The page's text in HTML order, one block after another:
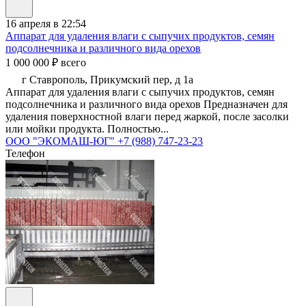
16 апреля в 22:54
Аппарат для удаления влаги с сыпучих продуктов, семян
подсолнечника и различного вида орехов
1 000 000 ₽ всего
г Ставрополь, Прикумский пер, д 1а
Аппарат для удаления влаги с сыпучих продуктов, семян
подсолнечника и различного вида орехов Предназначен для
удаления поверхностной влаги перед жаркой, после засолки
или мойки продукта. Полностью...
ООО "ЭКОМАШ-ЮГ" +7 (988) 747-23-23
Телефон